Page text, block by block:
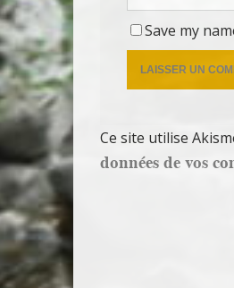
Save my
Ce site utilise
données de vos